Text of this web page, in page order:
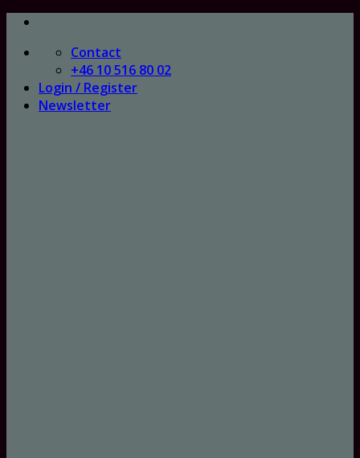
Skip
content
Contact
+46 10 516 80 02
Login / Register
Newsletter